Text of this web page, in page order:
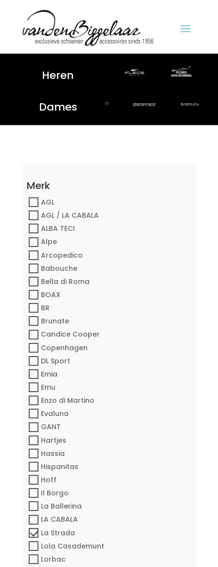
Heren
Dames
Merk
AGL
AGL / LA CABALA
ALBA TECI
Alpe
Arcopedico
Babouche
Bella di Roma
BOAX
BR
Brunate
Candice Cooper
Copenhagen
DL Sport
Emia
Emu
Enzo di Martino
Evaluna
GANT
Hartjes
Hassia
Hispanitas
Hoff
Il Borgo
La Ballerina
LA CABALA
La Strada
Lola Casademunt
Lorbac